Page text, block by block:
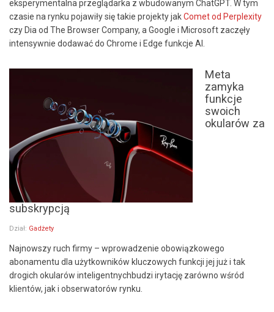
eksperymentalna przeglądarka z wbudowanym ChatGPT. W tym
czasie na rynku pojawiły się takie projekty jakComet od Perplexity
czy Dia od The Browser Company, a Google i Microsoft zaczęły
intensywnie dodawać do Chrome i Edge funkcje AI.
Meta
zamyka
funkcje
swoich
okularów za
subskrypcją
Dział: Gadżety
Najnowszy ruch firmy – wprowadzenie obowiązkowego
abonamentu dla użytkowników kluczowych funkcji jej już i tak
drogich okularów inteligentnychbudzi irytację zarówno wśród
klientów, jak i obserwatorów rynku.